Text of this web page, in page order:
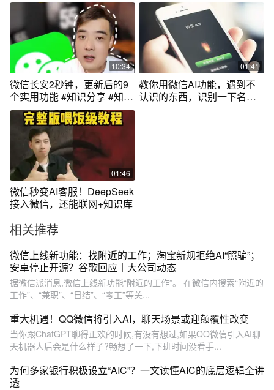
10:34
微信长安2秒钟，更新后的9
个实用功能 #知识分享 #知识
科普 #手机使用技巧 #微信使
用小功能
01:41
教你用微信AI功能，遇到不
认识的东西，识别一下名字
01:46
微信秒变AI客服！DeepSeek
接入微信，还能联网+知识库
相关推荐
微信上线新功能：找附近的工作；淘宝新规拒绝AI“照骗”；
安卓停止开源？谷歌回应丨大公司动态
据微信派消息,微信上线新功能“附近的工作”。 在微信内搜索“附近的
工作”、“兼职”、“日结”、“零工”等关...
重大机遇！QQ微信将引入AI，聊天场景或迎颠覆性改变
当你跟ChatGPT聊得正欢的时候,有没有想过,如果QQ微信引入AI聊
天机器人后会是什么样子?畅想了一下,下班时间没看手...
为何多家银行积极设立“AIC”？一文读懂AIC的底层逻辑全讲
透